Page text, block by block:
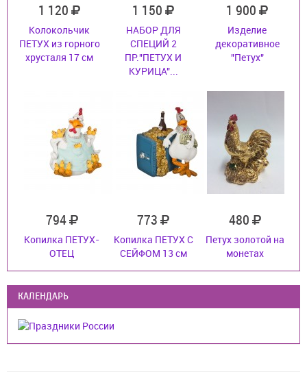
1 120
Колокольчик
ПЕТУХ из горного
хрусталя 17 см
1 150
НАБОР ДЛЯ
СПЕЦИЙ 2
ПР."ПЕТУХ И
КУРИЦА"...
1 900
Изделие
декоративное
"Петух"
794
Копилка ПЕТУХ-
ОТЕЦ
773
Копилка ПЕТУХ С
СЕЙФОМ 13 см
480
Петух золотой на
монетах
КАЛЕНДАРЬ